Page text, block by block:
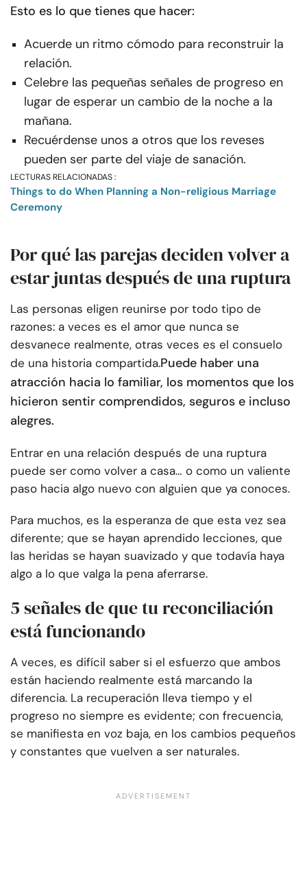
Esto es lo que tienes que hacer:
Acuerde un ritmo cómodo para reconstruir la
relación.
Celebre las pequeñas señales de progreso en
lugar de esperar un cambio de la noche a la
mañana.
Recuérdense unos a otros que los reveses
pueden ser parte del viaje de sanación.
LECTURAS RELACIONADAS :
Things to do When Planning a Non-religious Marriage
Ceremony
Por qué las parejas deciden volver a
estar juntas después de una ruptura
Las personas eligen reunirse por todo tipo de
razones: a veces es el amor que nunca se
desvanece realmente, otras veces es el consuelo
de una historia compartida.Puede haber una
atracción hacia lo familiar, los momentos que los
hicieron sentir comprendidos, seguros e incluso
alegres.
Entrar en una relación después de una ruptura
puede ser como volver a casa… o como un valiente
paso hacia algo nuevo con alguien que ya conoces.
Para muchos, es la esperanza de que esta vez sea
diferente; que se hayan aprendido lecciones, que
las heridas se hayan suavizado y que todavía haya
algo a lo que valga la pena aferrarse.
5 señales de que tu reconciliación
está funcionando
A veces, es difícil saber si el esfuerzo que ambos
están haciendo realmente está marcando la
diferencia. La recuperación lleva tiempo y el
progreso no siempre es evidente; con frecuencia,
se manifiesta en voz baja, en los cambios pequeños
y constantes que vuelven a ser naturales.